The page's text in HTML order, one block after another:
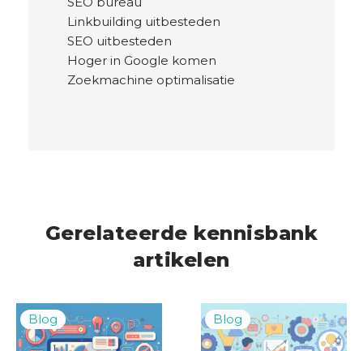
Gerelateerde kennisbank
artikelen
Linkbuilding uitbesteden
SEO uitbesteden
Hoger in Google komen
Zoekmachine optimalisatie